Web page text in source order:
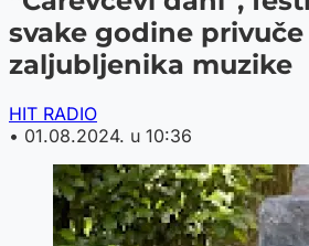
svake godine
zaljubljenika muzike
HIT RADIO
• 01.08.2024. u 10:36